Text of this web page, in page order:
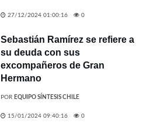
27/12/2024 01:00:16 0
Sebastián Ramírez se refiere a
su deuda con sus
excompañeros de Gran
Hermano
POR EQUIPO SÍNTESIS CHILE
15/01/2024 09:40:16 0